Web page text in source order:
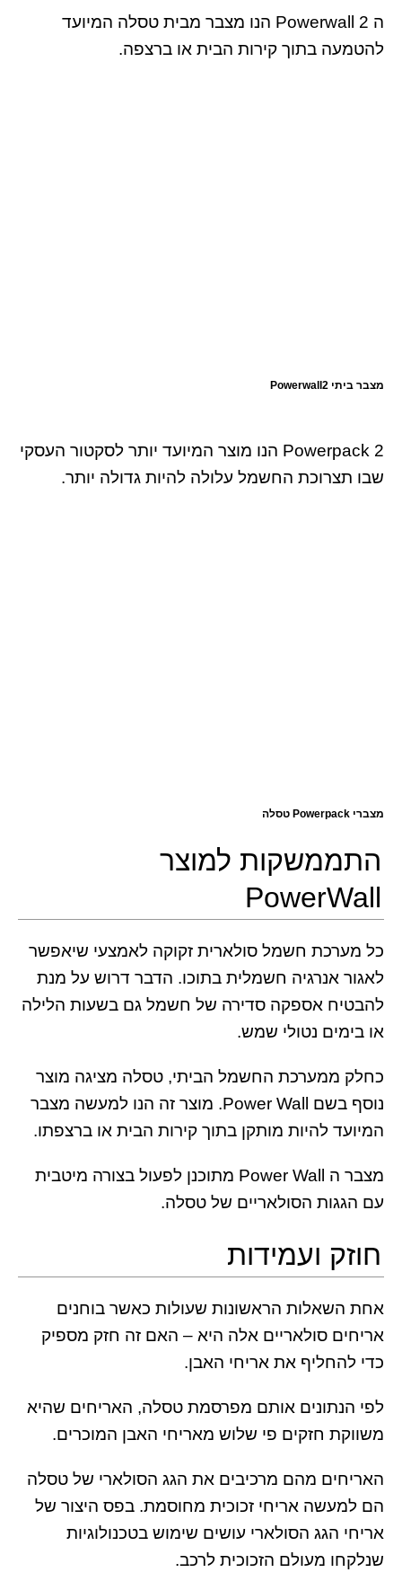
ה Powerwall 2 הנו מצבר מבית טסלה המיועד
להטמעה בתוך קירות הבית או ברצפה.
מצבר ביתי Powerwall2
Powerpack 2 הנו מוצר המיועד יותר לסקטור העסקי
שבו תצרוכת החשמל עלולה להיות גדולה יותר.
מצברי Powerpack טסלה
התממשקות למוצר
PowerWall
כל מערכת חשמל סולארית זקוקה לאמצעי שיאפשר
לאגור אנרגיה חשמלית בתוכו. הדבר דרוש על מנת
להבטיח אספקה סדירה של חשמל גם בשעות הלילה
או בימים נטולי שמש.
כחלק ממערכת החשמל הביתי, טסלה מציגה מוצר
נוסף בשם Power Wall. מוצר זה הנו למעשה מצבר
המיועד להיות מותקן בתוך קירות הבית או ברצפתו.
מצבר ה Power Wall מתוכנן לפעול בצורה מיטבית
עם הגגות הסולאריים של טסלה.
חוזק ועמידות
אחת השאלות הראשונות שעולות כאשר בוחנים
אריחים סולאריים אלה היא – האם זה חזק מספיק
כדי להחליף את אריחי האבן.
לפי הנתונים אותם מפרסמת טסלה, האריחים שהיא
משווקת חזקים פי שלוש מאריחי האבן המוכרים.
האריחים מהם מרכיבים את הגג הסולארי של טסלה
הם למעשה אריחי זכוכית מחוסמת. בפס היצור של
אריחי הגג הסולארי עושים שימוש בטכנולוגיות
שנלקחו מעולם הזכוכית לרכב.